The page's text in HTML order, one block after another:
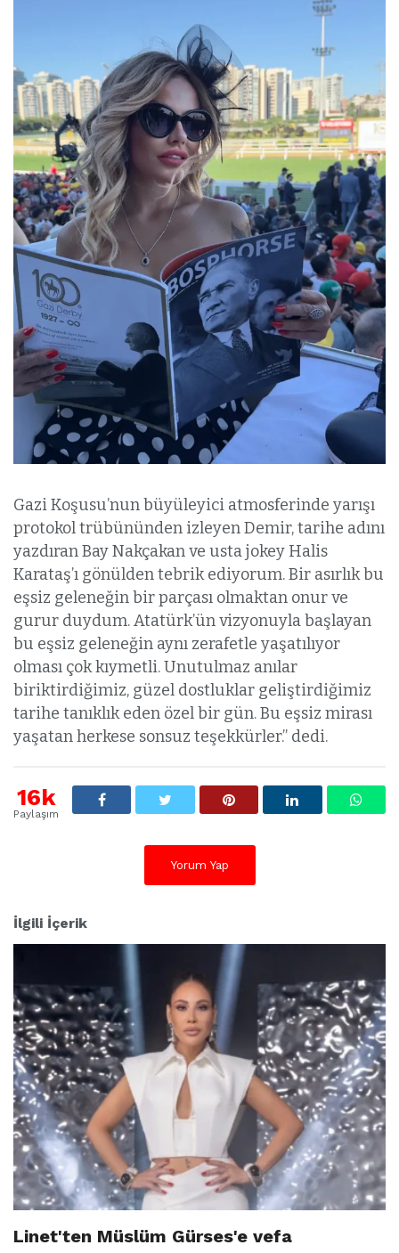
Gazi Koşusu’nun büyüleyici atmosferinde yarışı
protokol trübününden izleyen Demir, tarihe adını
yazdıran Bay Nakçakan ve usta jokey Halis
Karataş’ı gönülden tebrik ediyorum. Bir asırlık bu
eşsiz geleneğin bir parçası olmaktan onur ve
gurur duydum. Atatürk’ün vizyonuyla başlayan
bu eşsiz geleneğin aynı zerafetle yaşatılıyor
olması çok kıymetli. Unutulmaz anılar
biriktirdiğimiz, güzel dostluklar geliştirdiğimiz
tarihe tanıklık eden özel bir gün. Bu eşsiz mirası
yaşatan herkese sonsuz teşekkürler.” dedi.
16k
Paylaşım
Yorum Yap
İlgili İçerik
Linet'ten Müslüm Gürses'e vefa